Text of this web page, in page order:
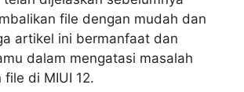
file dengan mudah dan
artikel ini bermanfaat dan
dalam mengatasi masalah
file di MIUI 12.